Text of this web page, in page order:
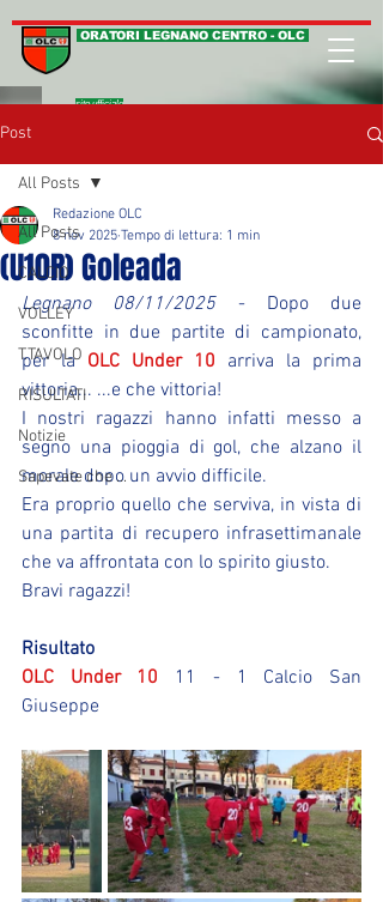
ORATORI LEGNANO CENTRO - OLC
sito ufficiale
Post
All Posts
CALCIO
VOLLEY
T.TAVOLO
RISULTATI
Notizie
Sapevate che ...
All Posts
(U10R) Goleada
Redazione OLC
8 nov 2025 Tempo di lettura: 1 min
Legnano 08/11/2025 - Dopo due
sconfitte in due partite di campionato,
per la OLC Under 10 arriva la prima
vittoria... ...e che vittoria!
I nostri ragazzi hanno infatti messo a
segno una pioggia di gol, che alzano il
morale dopo un avvio difficile.
Era proprio quello che serviva, in vista di
una partita di recupero infrasettimanale
che va affrontata con lo spirito giusto.
Bravi ragazzi!
Risultato
OLC Under 10 11 - 1 Calcio San
Giuseppe